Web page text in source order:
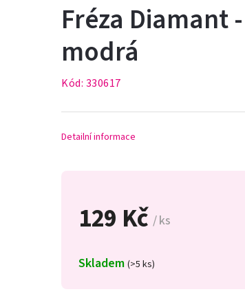
129 Kč / ks
Skladem (>5 ks)
Fréza Diamant
modrá
Kód: 330617
Detailní informace